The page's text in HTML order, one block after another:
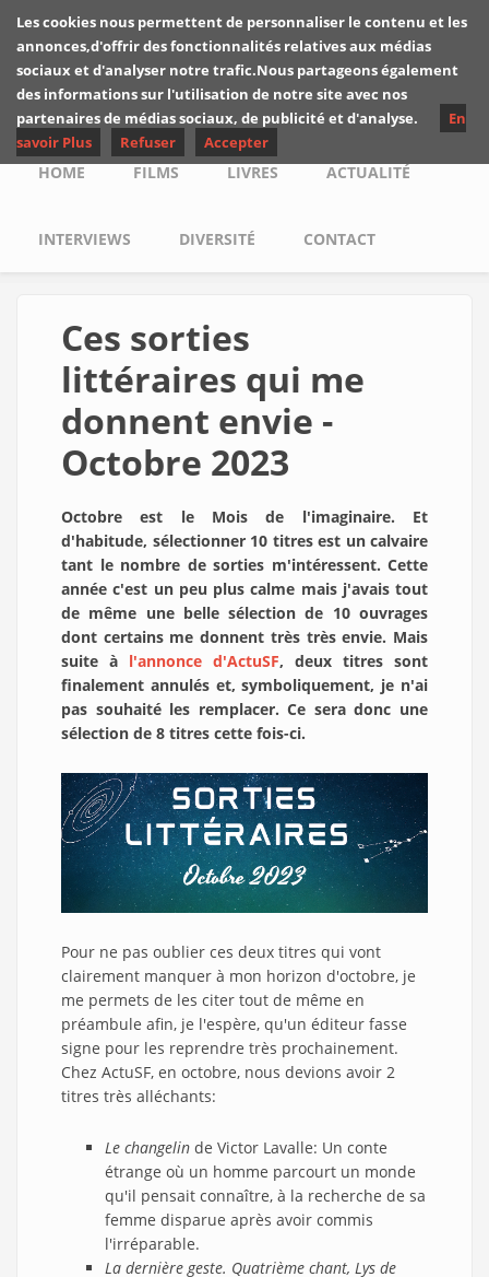
Skip to main content
Les critiques de
Yuyine
Main menu
HOME FILMS LIVRES ACTUALITÉ
INTERVIEWS DIVERSITÉ CONTACT
Ces sorties
littéraires qui me
donnent envie -
Octobre 2023
Octobre est le Mois de l'imaginaire. Et
d'habitude, sélectionner 10 titres est un calvaire
tant le nombre de sorties m'intéressent. Cette
année c'est un peu plus calme mais j'avais tout
de même une belle sélection de 10 ouvrages
dont certains me donnent très très envie. Mais
suite à l'annonce d'ActuSF, deux titres sont
finalement annulés et, symboliquement, je n'ai
pas souhaité les remplacer. Ce sera donc une
sélection de 8 titres cette fois-ci.
Pour ne pas oublier ces deux titres qui vont
clairement manquer à mon horizon d'octobre, je
me permets de les citer tout de même en
préambule afin, je l'espère, qu'un éditeur fasse
signe pour les reprendre très prochainement.
Chez ActuSF, en octobre, nous devions avoir 2
titres très alléchants:
Le changelin de Victor Lavalle: Un conte
étrange où un homme parcourt un monde
qu'il pensait connaître, à la recherche de sa
femme disparue après avoir commis
l'irréparable.
La dernière geste. Quatrième chant, Lys de
Les cookies nous permettent de personnaliser le contenu et les
annonces,d'offrir des fonctionnalités relatives aux médias
sociaux et d'analyser notre trafic.Nous partageons également
des informations sur l'utilisation de notre site avec nos
partenaires de médias sociaux, de publicité et d'analyse.
En
savoir Plus
Refuser Accepter